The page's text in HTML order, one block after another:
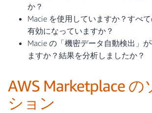
か？
Macie を使用していますか？すべ
有効になっていますか？
Macie の「機密データ自動検出」
ますか？結果を分析しましたか？
AWS Marketplace の
ション